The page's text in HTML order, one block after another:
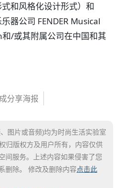
和风格化设计形式）和
器公司 FENDER Musical
/或其附属公司在中国和其
分享海报
图片或音频)均为时尚生活实验室
归版权方及用户所有，内容仅供
间服务。上述内容如果侵害了您
删除。 修改及删除内容点击此